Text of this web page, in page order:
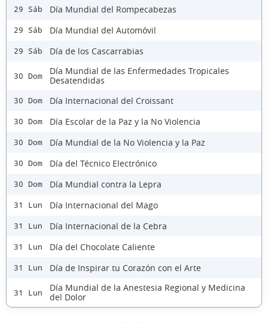
29 Sáb Día Mundial del Rompecabezas
29 Sáb Día Mundial del Automóvil
29 Sáb Día de los Cascarrabias
30 Dom
Día Mundial de las Enfermedades Tropicales
Desatendidas
30 Dom Día Internacional del Croissant
30 Dom Día Escolar de la Paz y la No Violencia
30 Dom Día Mundial de la No Violencia y la Paz
30 Dom Día del Técnico Electrónico
30 Dom Día Mundial contra la Lepra
31 Lun Día Internacional del Mago
31 Lun Día Internacional de la Cebra
31 Lun Día del Chocolate Caliente
31 Lun Día de Inspirar tu Corazón con el Arte
31 Lun
Día Mundial de la Anestesia Regional y Medicina
del Dolor